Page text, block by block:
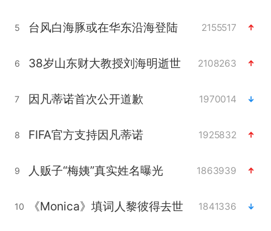
5 台风白海豚或在华东沿海登陆 2155517
6 38岁山东财大教授刘海明逝世 2108263
7 因凡蒂诺首次公开道歉 1970014
8 FIFA官方支持因凡蒂诺 1925832
9 人贩子“梅姨”真实姓名曝光 1863939
10 《Monica》填词人黎彼得去世 1841336